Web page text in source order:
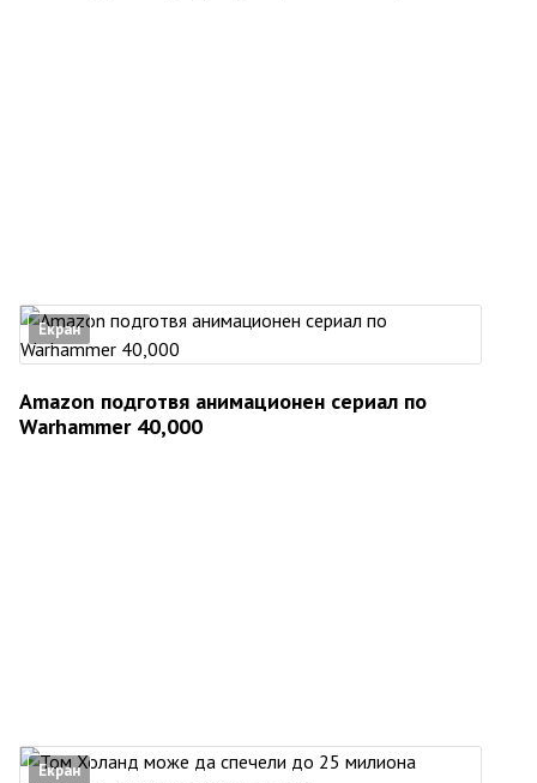
Екран
Amazon подготвя анимационен сериал по
Warhammer 40,000
Екран